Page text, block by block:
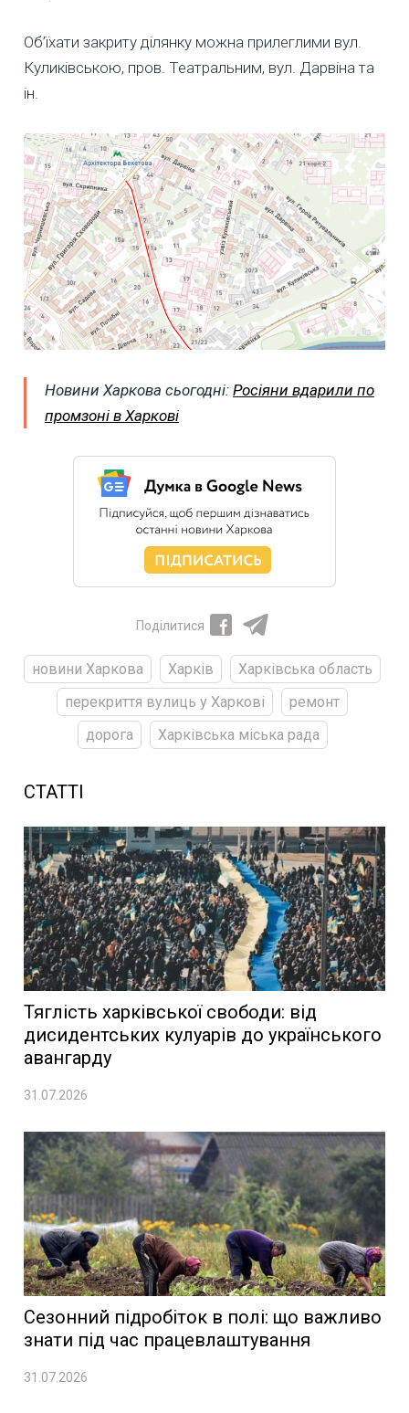
Об’їхати закриту ділянку можна прилеглими вул.
Куликівською, пров. Театральним, вул. Дарвіна та
ін.
Новини Харкова сьогодні: Росіяни вдарили по
промзоні в Харкові
Поділитися
новини Харкова Харків
Харківська область
перекриття вулиць у Харкові
ремонт
дорога
Харківська міська рада
СТАТТІ
Тяглість харківської свободи: від
дисидентських кулуарів до українського
авангарду
31.07.2026
Сезонний підробіток в полі: що важливо
знати під час працевлаштування
31.07.2026